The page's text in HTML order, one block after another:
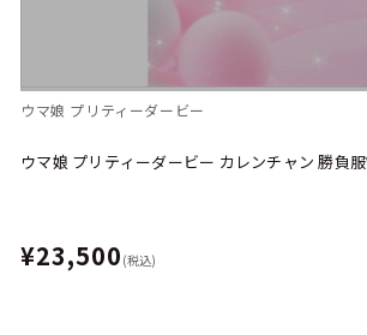
ウマ娘 プリティーダービー
ウマ娘 プリティーダービー カレンチャン 勝負
¥23,500 (税込)